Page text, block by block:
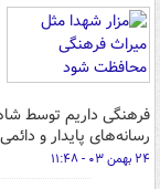
فرهنگی داریم توسط
رسانه‌های پایدار و
۲۴ بهمن ۰۳ - ۱۱:۴۸